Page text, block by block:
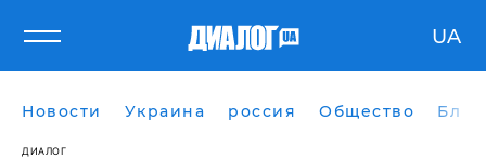
UA
Новости Украина россия Общество
ДИАЛОГ